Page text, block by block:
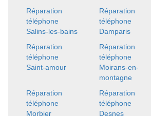
Réparation
téléphone
Salins-les-bains
Réparation
téléphone
Damparis
Réparation
téléphone
Saint-amour
Réparation
téléphone
Moirans-en-
montagne
Réparation
téléphone
Morbier
Réparation
téléphone
Desnes